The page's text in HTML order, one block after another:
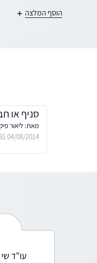
הוסף המלצה
סניף או
מאת: ליאור
04/08/2014 11:51:31 AM | צפיות: 993
עו"ד